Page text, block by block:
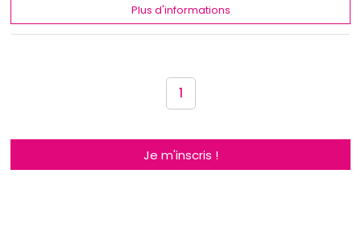
Plus d'informations
1
Je m'inscris !